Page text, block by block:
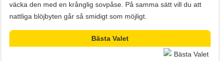
väcka den med en krånglig sovpåse. På samma sätt vill du att
nattliga blöjbyten går så smidigt som möjligt.
Bästa Valet